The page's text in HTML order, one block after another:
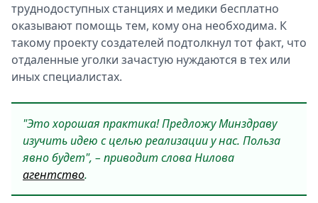
труднодоступных станциях и медики бесплатно
оказывают помощь тем, кому она необходима. К
такому проекту создателей подтолкнул тот факт, что
отдаленные уголки зачастую нуждаются в тех или
иных специалистах.
"Это хорошая практика! Предложу Минздраву
изучить идею с целью реализации у нас. Польза
явно будет", – приводит слова Нилова
агентство.